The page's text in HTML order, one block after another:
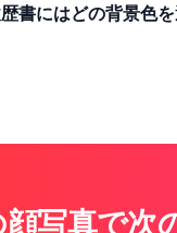
書にはどの背景色
写真で次